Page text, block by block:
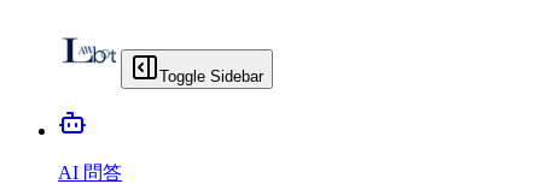
Toggle Sidebar
AI 問答